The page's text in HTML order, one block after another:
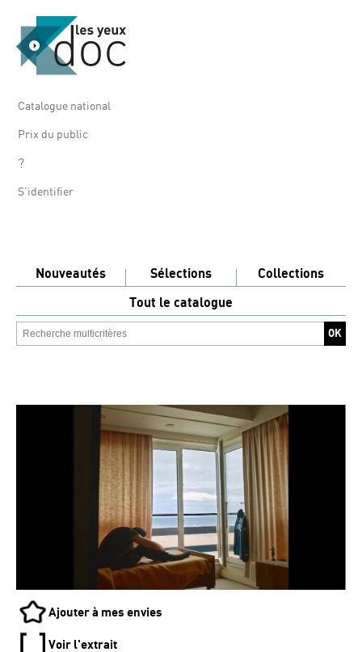
Catalogue national
Prix du public
?
S'identifier
Nouveautés Sélections
Collections
Tout le catalogue
Ajouter à mes envies
Voir l'extrait